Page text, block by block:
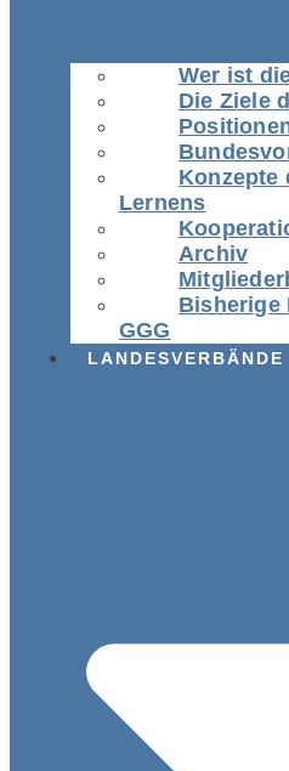
Wer ist
Die Ziele
Konzepte
Lernens
Archiv
Bisherige
GGG
LANDESVERBÄNDE